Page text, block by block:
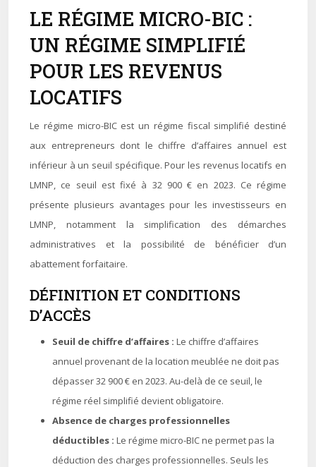
LE RÉGIME MICRO-BIC :
UN RÉGIME SIMPLIFIÉ
POUR LES REVENUS
LOCATIFS
Le régime micro-BIC est un régime fiscal simplifié destiné
aux entrepreneurs dont le chiffre d’affaires annuel est
inférieur à un seuil spécifique. Pour les revenus locatifs en
LMNP, ce seuil est fixé à 32 900 € en 2023. Ce régime
présente plusieurs avantages pour les investisseurs en
LMNP, notamment la simplification des démarches
administratives et la possibilité de bénéficier d’un
abattement forfaitaire.
DÉFINITION ET CONDITIONS
D’ACCÈS
Seuil de chiffre d’affaires : Le chiffre d’affaires
annuel provenant de la location meublée ne doit pas
dépasser 32 900 € en 2023. Au-delà de ce seuil, le
régime réel simplifié devient obligatoire.
Absence de charges professionnelles
déductibles : Le régime micro-BIC ne permet pas la
déduction des charges professionnelles. Seuls les